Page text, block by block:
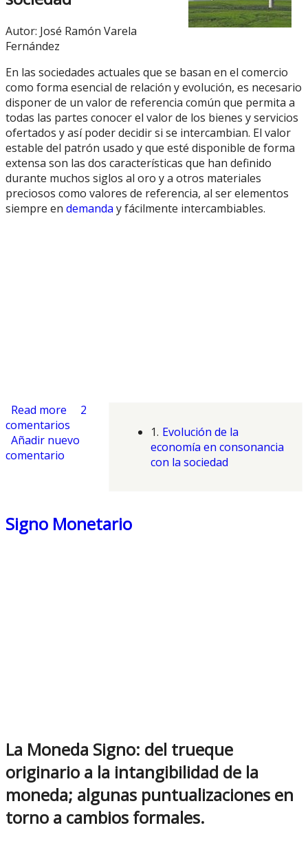
Autor: José Ramón Varela
Fernández
En las sociedades actuales que se basan en el comercio
como forma esencial de relación y evolución, es necesario
disponer de un valor de referencia común que permita a
todas las partes conocer el valor de los bienes y servicios
ofertados y así poder decidir si se intercambian. El valor
estable del patrón usado y que esté disponible de forma
extensa son las dos características que han definido
durante muchos siglos al oro y a otros materiales
preciosos como valores de referencia, al ser elementos
siempre en demanda y fácilmente intercambiables.
1. Evolución de la
economía en consonancia
con la sociedad
Read more about La Energía como Valor de Referencia
Monetario
2
comentarios
Añadir nuevo
comentario
Signo Monetario
La Moneda Signo: del trueque
originario a la intangibilidad de la
moneda; algunas puntualizaciones en
torno a cambios formales.